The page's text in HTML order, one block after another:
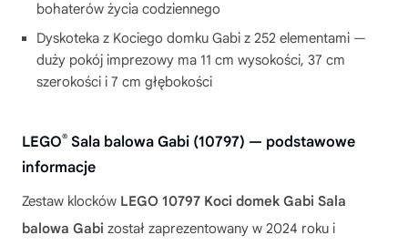
bohaterów życia codziennego
Dyskoteka z Kociego domku Gabi z 252 elementami —
duży pokój imprezowy ma 11 cm wysokości, 37 cm
szerokości i 7 cm głębokości
LEGO® Sala balowa Gabi (10797) — podstawowe
informacje
Zestaw klocków LEGO 10797 Koci domek Gabi Sala
balowa Gabi został zaprezentowany w 2024 roku i